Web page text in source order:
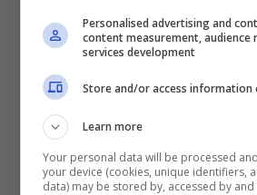
dicembre e il 21 gennaio.
persone non troveranno solo
una serie di
periodo decisamente
Segno caratterizzato da
spesso al punto da diventare
Personalised advertising and
content measurement, audience
services development
Store and/or access information
Learn more
Your personal data will be processed
your device (cookies, unique identifiers,
data) may be stored by, accessed by